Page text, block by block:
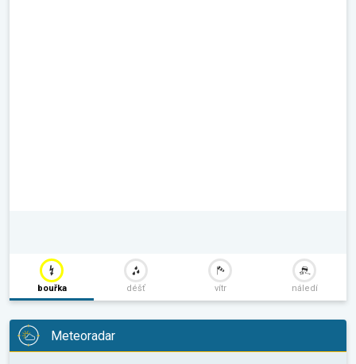
bouřka déšť vítr náledí
Meteoradar